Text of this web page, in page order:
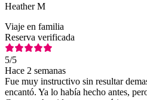
Heather M
Viaje en familia
Reserva verificada
5/5
Hace 2 semanas
Fue muy instructivo sin resultar
encantó. Ya lo había hecho antes,